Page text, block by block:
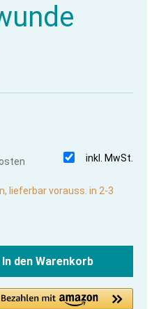
inkl. MwSt.
lieferbar vorauss. in 2-3
In den Warenkorb